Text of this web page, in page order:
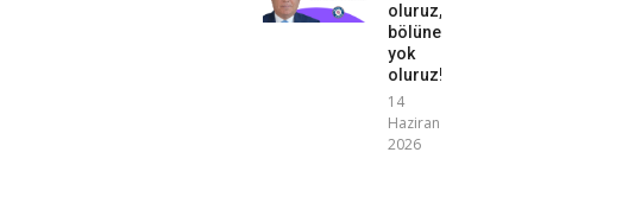
oluruz,
bölünerek
yok
oluruz!”
14
Haziran
2026